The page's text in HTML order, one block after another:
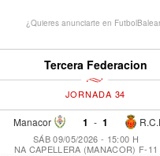
¿Quieres anunciarte en
Tercera Federacion
JORNADA 34
Manacor 1 - 1
SÁB 09/05/2026 - 15:00 H
NA CAPELLERA (MANACOR) F-11